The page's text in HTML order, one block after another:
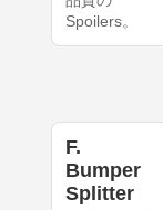
Spoilers。
F.
Bumper
Splitter